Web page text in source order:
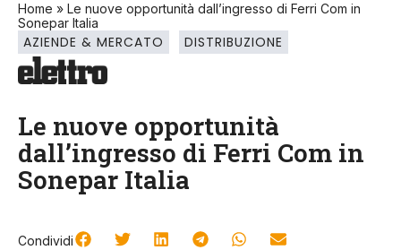
Home » Le nuove opportunità dall’ingresso di Ferri Com in
Sonepar Italia
AZIENDE & MERCATO DISTRIBUZIONE
Le nuove opportunità
dall’ingresso di Ferri Com in
Sonepar Italia
Condividi